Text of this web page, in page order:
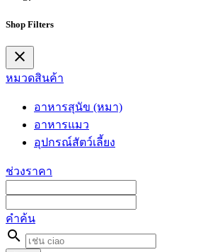
Shop Filters
close
หมวดสินค้า
อาหารสุนัข (หมา)
อาหารแมว
อุปกรณ์สัตว์เลี้ยง
ช่วงราคา
คำค้น
search